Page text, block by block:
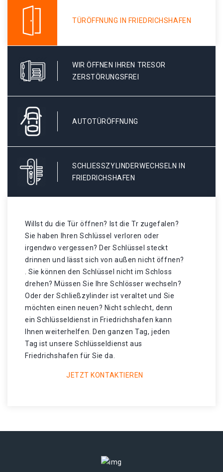
TÜRÖFFNUNG IN FRIEDRICHSHAFEN
WIR ÖFFNEN IHREN TRESOR
ZERSTÖRUNGSFREI
AUTOTÜRÖFFNUNG
SCHLIESSZYLINDERWECHSELN IN F
RIEDRICHSHAFEN
Willst du die Tür öffnen? Ist die Tr zugefalen?
Sie haben Ihren Schlüssel verloren oder
irgendwo vergessen? Der Schlüssel steckt
drinnen und lässt sich von außen nicht öffnen?
. Sie können den Schlüssel nicht im Schloss
drehen? Müssen Sie Ihre Schlösser wechseln?
Oder der Schließzylinder ist veraltet und Sie
möchten einen neuen? Nicht schlecht, denn
ein Schlüsseldienst in Friedrichshafen kann
Ihnen weiterhelfen. Den ganzen Tag, jeden
Tag ist unsere Schlüsseldienst aus
Friedrichshafen für Sie da.
JETZT KONTAKTIEREN